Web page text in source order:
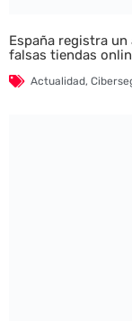
España registra
falsas tiendas
Actualidad,